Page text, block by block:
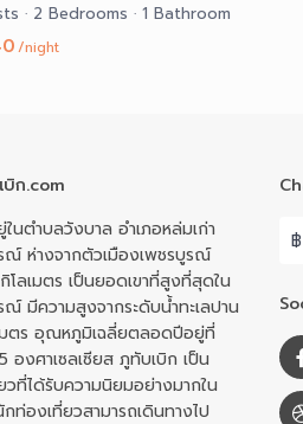
· 2 Bedrooms · 1 Bathroom
/night
ก.com
นตำบลวังบาล อำเภอหล่มเก่า
ณ์ ห่างจากตัวเมืองเพชรบูรณ์
ลเมตร เป็นยอดเขาที่สูงที่สุดใน
มีความสูงจากระดับน้ำทะเลปาน
มตร อุณหภูมิเฉลี่ยตลอดปีอยู่ที่
องศาเซลเซียส ภูทับเบิก เป็น
ที่ได้รับความนิยมอย่างมากใน
ท่องเที่ยวสามารถเดินทางไป
฿